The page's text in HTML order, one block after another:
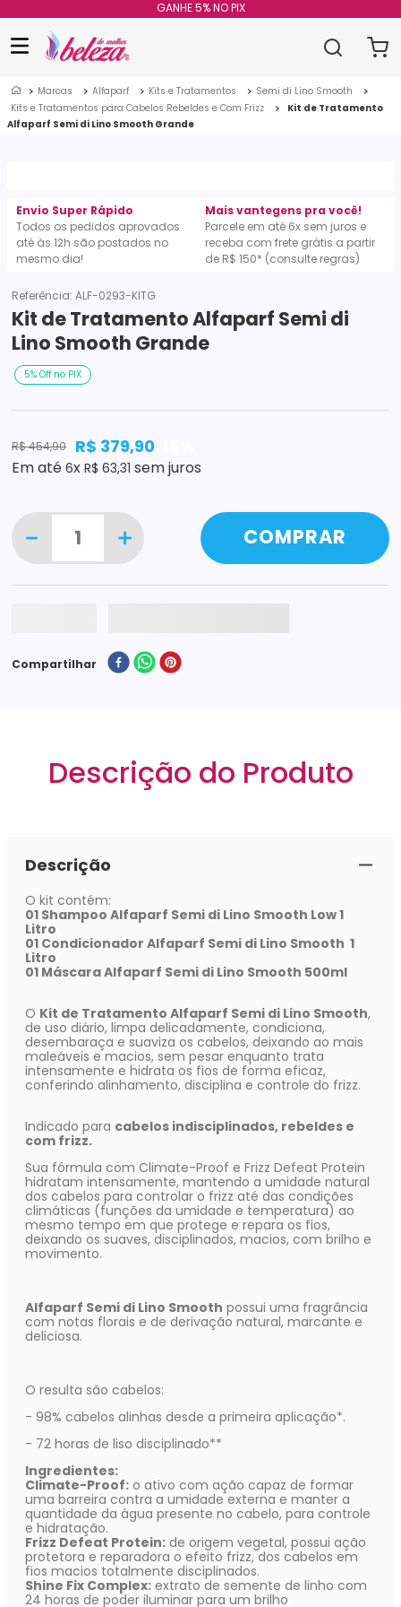
GANHE 5% NO PIX
Marcas Alfaparf Kits e Tratamentos
Semi di Lino Smooth
Kits e Tratamentos para Cabelos Rebeldes e Com Frizz
Kit de Tratamento
Alfaparf Semi di Lino Smooth Grande
Envio Super Rápido
Todos os pedidos aprovados
até às 12h são postados no
mesmo dia!
Mais vantegens pra você!
Parcele em até 6x sem juros e
receba com frete grátis a partir
de R$ 150* (consulte regras)
Referência: ALF-0293-KITG
Kit de Tratamento Alfaparf Semi di
Lino Smooth Grande
5% Off no PIX
R$454,90 R$ 379,90
Em até 6x R$ 63,31 sem juros
＋
－ COMPRAR
Compartilhar
Descrição do Produto
Descrição
O kit contém:
01 Shampoo Alfaparf Semi di Lino Smooth Low 1
Litro
01 Condicionador Alfaparf Semi di Lino Smooth 1
Litro
01 Máscara Alfaparf Semi di Lino Smooth 500ml
O Kit de Tratamento Alfaparf Semi di Lino Smooth,
de uso diário, limpa delicadamente, condiciona,
desembaraça e suaviza os cabelos, deixando ao mais
maleáveis e macios, sem pesar enquanto trata
intensamente e hidrata os fios de forma eficaz,
conferindo alinhamento, disciplina e controle do frizz.
Indicado para cabelos indisciplinados, rebeldes e
com frizz.
Sua fórmula com Climate-Proof e Frizz Defeat Protein
hidratam intensamente, mantendo a umidade natural
dos cabelos para controlar o frizz até das condições
climáticas (funções da umidade e temperatura) ao
mesmo tempo em que protege e repara os fios,
deixando os suaves, disciplinados, macios, com brilho e
movimento.
Alfaparf Semi di Lino Smooth possui uma fragrância
com notas florais e de derivação natural, marcante e
deliciosa.
O resulta são cabelos:
- 98% cabelos alinhas desde a primeira aplicação*.
- 72 horas de liso disciplinado**
Ingredientes:
Climate-Proof: o ativo com ação capaz de formar
uma barreira contra a umidade externa e manter a
quantidade da água presente no cabelo, para controle
e hidratação.
Frizz Defeat Protein: de origem vegetal, possui ação
protetora e reparadora o efeito frizz, dos cabelos em
fios macios totalmente disciplinados.
Shine Fix Complex: extrato de semente de linho com
24 horas de poder iluminar para um brilho